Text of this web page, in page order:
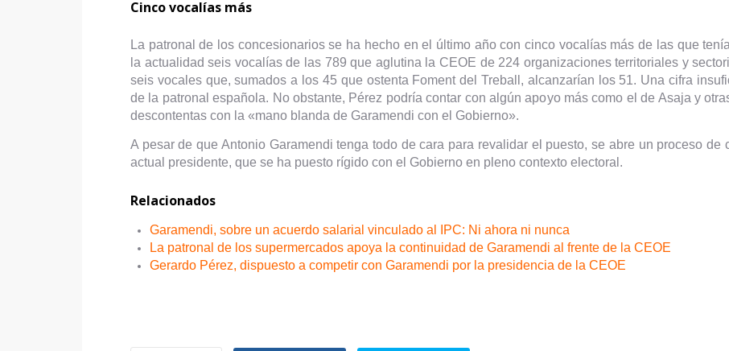
Cinco vocalías más
La patronal de los concesionarios se ha hecho en el último año con cinco vocalías más de las que
la actualidad seis vocalías de las 789 que aglutina la CEOE de 224 organizaciones territoriales y
seis vocales que, sumados a los 45 que ostenta Foment del Treball, alcanzarían los 51. Una cifra
de la patronal española. No obstante, Pérez podría contar con algún apoyo más como el de Asaja y
descontentas con la «mano blanda de Garamendi con el Gobierno».
A pesar de que Antonio Garamendi tenga todo de cara para revalidar el puesto, se abre un proceso de
actual presidente, que se ha puesto rígido con el Gobierno en pleno contexto electoral.
Relacionados
Garamendi, sobre un acuerdo salarial vinculado al IPC: Ni ahora ni nunca
La patronal de los supermercados apoya la continuidad de Garamendi al frente de la CEOE
Gerardo Pérez, dispuesto a competir con Garamendi por la presidencia de la CEOE